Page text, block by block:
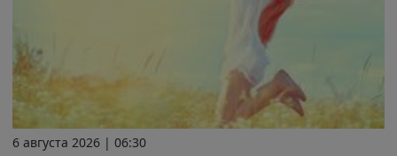
6 августа 2026 | 06:30